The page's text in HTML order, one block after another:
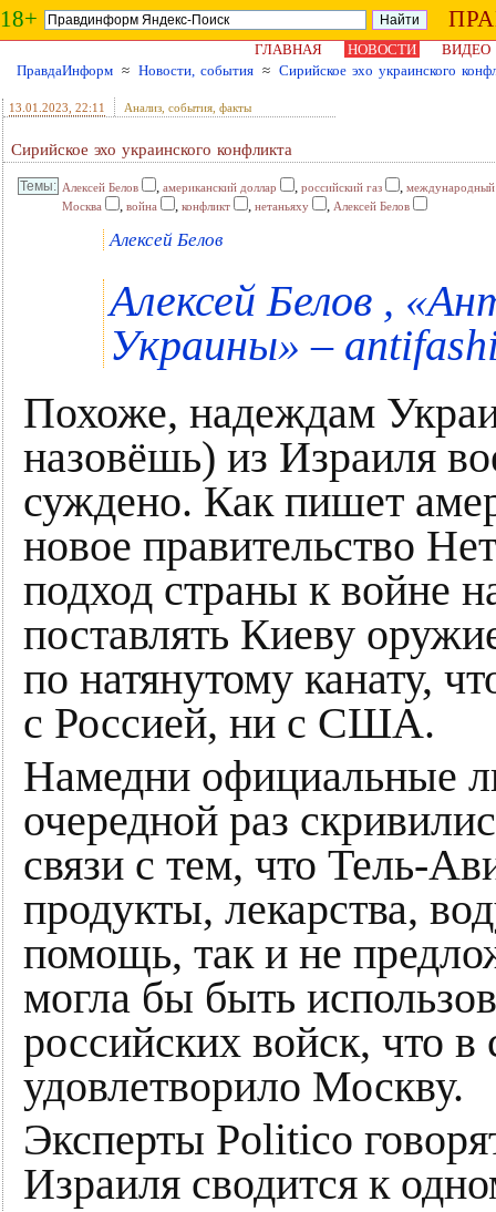
18+
ГЛАВНАЯ НОВОСТИ
ВИДЕО
ПравдаИнформ ≈ Новости, события ≈ Сирийское эхо украинского
13.01.2023 , 22:11 Анализ, события, факты
Сирийское эхо украинского конфликта
Алексей Белов , американский доллар , российский газ , международный
Москва
, война , конфликт , нетаньяху , Алексей Белов
Алексей Белов
Алексей Белов ,
Украины» –
Похоже, надеждам
назовёшь) из Израиля
суждено. Как пишет
новое правительство
подход страны к войне
поставлять Киеву
по натянутому канату,
с Россией, ни с США.
Намедни официальные
очередной раз
связи с тем, что Тель-
продукты, лекарства,
помощь, так и не
могла бы быть
российских войск, что
удовлетворило Москву.
Эксперты Politico
Израиля сводится к